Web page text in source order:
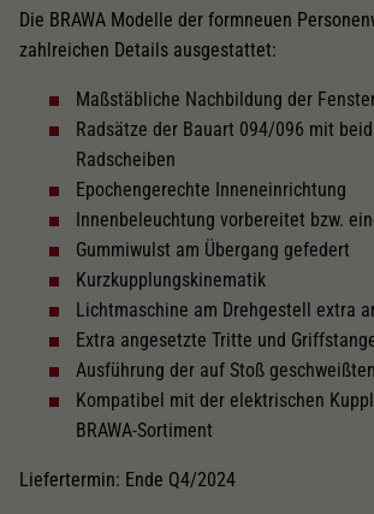
Die BRAWA Modelle der formneuen
zahlreichen Details ausgestattet:
Maßstäbliche Nachbildung der
Radsätze der Bauart 094/096 mit
Radscheiben
Epochengerechte Inneneinrichtung
Innenbeleuchtung vorbereitet bzw.
Gummiwulst am Übergang gefedert
Kurzkupplungskinematik
Lichtmaschine am Drehgestell extra
Extra angesetzte Tritte und
Ausführung der auf Stoß
Kompatibel mit der elektrischen
BRAWA-Sortiment
Liefertermin: Ende Q4/2024